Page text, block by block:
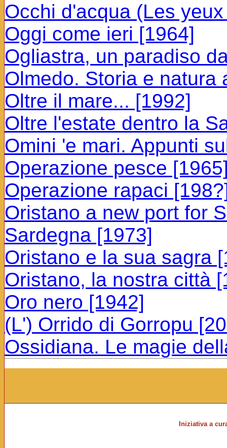
Occhi d'acqua (Les
Oggi come ieri [1964]
Ogliastra, un paradiso
Olmedo. Storia e natura
Oltre il mare... [1992]
Oltre l'estate dentro la
Omini 'e mari. Appunti
Operazione pesce
Operazione rapaci
Oristano a new port for
Sardegna [1973]
Oristano e la sua sagra
Oristano, la nostra città
Oro nero [1942]
(L') Orrido di Gorropu
Ossidiana. Le magie
Iniziativa a